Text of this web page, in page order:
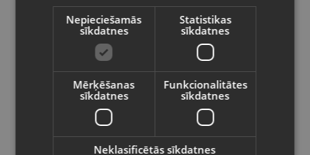
valodā
Valsts
Latviešu / Latvian
Nepieciešamās
sīkdatnes
Statistikas
sīkdatnes
Mērķēšanas
sīkdatnes
Funkcionalitātes
sīkdatnes
Neklasificētās sīkdatnes